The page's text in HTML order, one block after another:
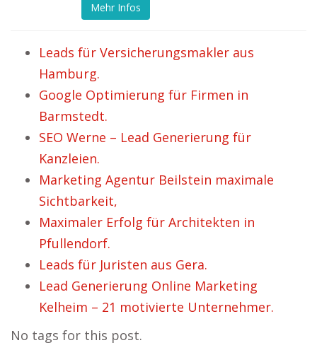
Mehr Infos
Leads für Versicherungsmakler aus
Hamburg.
Google Optimierung für Firmen in
Barmstedt.
SEO Werne – Lead Generierung für
Kanzleien.
Marketing Agentur Beilstein maximale
Sichtbarkeit,
Maximaler Erfolg für Architekten in
Pfullendorf.
Leads für Juristen aus Gera.
Lead Generierung Online Marketing
Kelheim – 21 motivierte Unternehmer.
No tags for this post.